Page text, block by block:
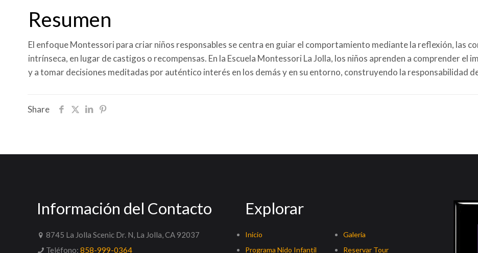
Resumen
El enfoque Montessori para criar niños responsables se centra en guiar el comportamiento mediante la reflexión, las
intrínseca, en lugar de castigos o recompensas. En la Escuela Montessori La Jolla, los niños aprenden a comprender el
y a tomar decisiones meditadas por auténtico interés en los demás y en su entorno, construyendo la responsabilidad
Share
Información del Contacto
8745 La Jolla Scenic Dr. N, La Jolla, CA 92037
Teléfono: 858-999-0364
Explorar
Inicio
Programa Nido Infantil
Galería
Reservar Tour